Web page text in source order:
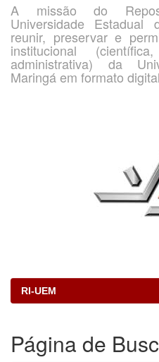
A missão do
Universidade
reunir, preservar e
institucional
administrativa) da
Maringá em formato
RI-UEM
Página de